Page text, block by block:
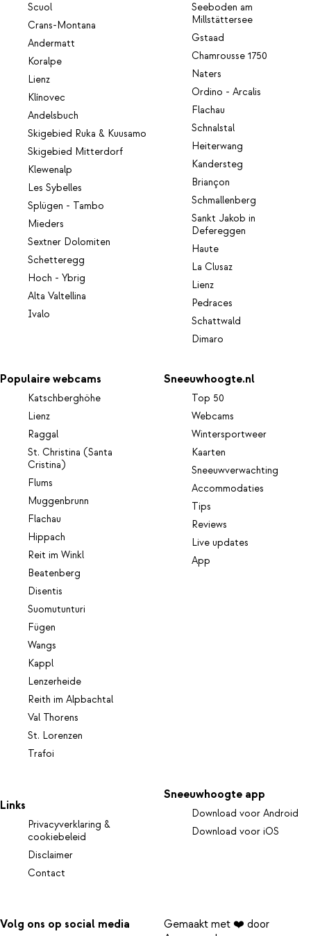
Scuol
Crans-Montana
Andermatt
Koralpe
Lienz
Klínovec
Andelsbuch
Skigebied Ruka & Kuusamo
Skigebied Mitterdorf
Klewenalp
Les Sybelles
Splügen - Tambo
Mieders
Sextner Dolomiten
Schetteregg
Hoch - Ybrig
Alta Valtellina
Ivalo
Seeboden am
Millstättersee
Gstaad
Chamrousse 1750
Naters
Ordino - Arcalis
Flachau
Schnalstal
Heiterwang
Kandersteg
Briançon
Schmallenberg
Sankt Jakob in
Defereggen
Haute
La Clusaz
Lienz
Pedraces
Schattwald
Dimaro
Populaire webcams
Katschberghöhe
Lienz
Raggal
St. Christina (Santa
Cristina)
Flums
Muggenbrunn
Flachau
Hippach
Reit im Winkl
Beatenberg
Disentis
Suomutunturi
Fügen
Wangs
Kappl
Lenzerheide
Reith im Alpbachtal
Val Thorens
St. Lorenzen
Trafoi
Sneeuwhoogte.nl
Top 50
Webcams
Wintersportweer
Kaarten
Sneeuwverwachting
Accommodaties
Tips
Reviews
Live updates
App
Links
Privacyverklaring &
cookiebeleid
Disclaimer
Contact
Sneeuwhoogte app
Download voor Android
Download voor iOS
Volg ons op social media
Gemaakt met ❤️ door